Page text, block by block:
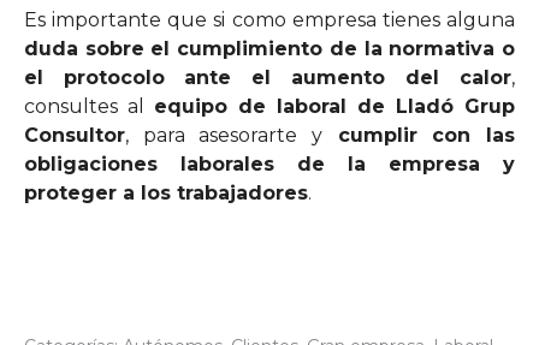
Es importante que si como empresa tienes alguna
duda sobre el cumplimiento de la normativa o
el protocolo
ante el aumento del calor,
consultes al equipo de laboral de Lladó Grup
Consultor, para asesorarte y cumplir con las
obligaciones laborales de la empresa y
proteger a los trabajadores.